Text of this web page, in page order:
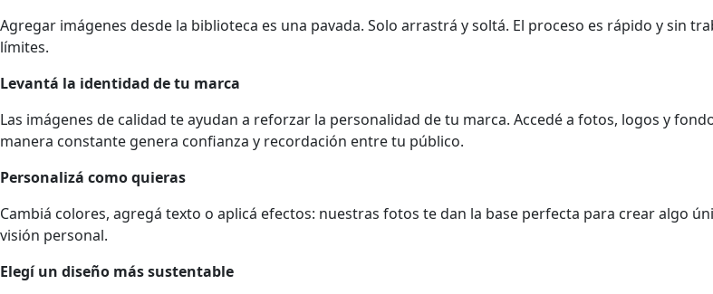
Agregar imágenes desde la biblioteca es una pavada. Solo arrastrá y soltá. El proceso es rápido y sin
límites.
Levantá la identidad de tu marca
Las imágenes de calidad te ayudan a reforzar la personalidad de tu marca. Accedé a fotos, logos y
manera constante genera confianza y recordación entre tu público.
Personalizá como quieras
Cambiá colores, agregá texto o aplicá efectos: nuestras fotos te dan la base perfecta para crear algo
visión personal.
Elegí un diseño más sustentable